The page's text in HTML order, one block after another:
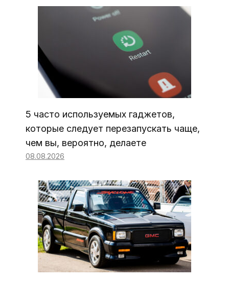
5 часто используемых гаджетов,
которые следует перезапускать чаще,
чем вы, вероятно, делаете
08.08.2026